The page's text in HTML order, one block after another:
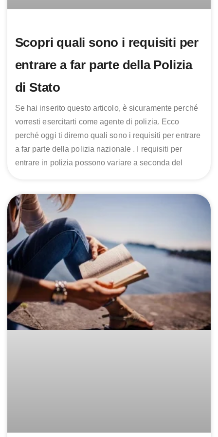
Scopri quali sono i requisiti per
entrare a far parte della Polizia
di Stato
Se hai inserito questo articolo, è sicuramente perché
vorresti esercitarti come agente di polizia. Ecco
perché oggi ti diremo quali sono i requisiti per entrare
a far parte della polizia nazionale . I requisiti per
entrare in polizia possono variare a seconda del